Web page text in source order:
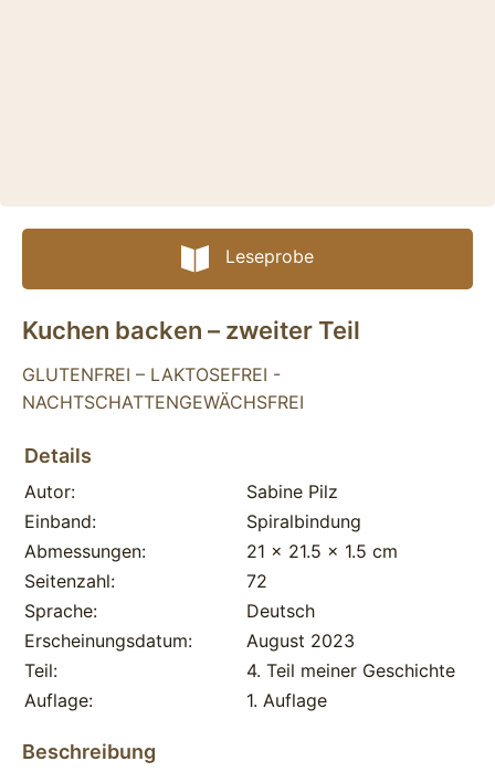
Leseprobe
Kuchen backen – zweiter Teil
GLUTENFREI – LAKTOSEFREI -
NACHTSCHATTENGEWÄCHSFREI
Autor:
Sabine Pilz
Einband:
Spiralbindung
Abmessungen:
21 x 21.5 x 1.5 cm
Seitenzahl:
72
Sprache:
Deutsch
Erscheinungsdatum:
August 2023
Teil:
4. Teil meiner Geschichte
Auflage:
1. Auflage